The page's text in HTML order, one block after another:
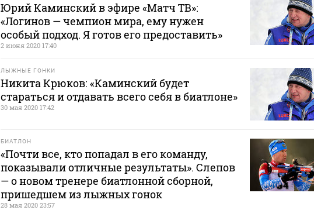
Юрий Каминский в эфире «Матч ТВ»:
«Логинов — чемпион мира, ему нужен
особый подход. Я готов его предоставить»
2 июня 2020 17:40
ЛЫЖНЫЕ ГОНКИ
Никита Крюков: «Каминский будет
стараться и отдавать всего себя в биатлоне»
30 мая 2020 17:42
БИАТЛОН
«Почти все, кто попадал в его команду,
показывали отличные результаты». Слепов
— о новом тренере биатлонной сборной,
пришедшем из лыжных гонок
28 мая 2020 23:57